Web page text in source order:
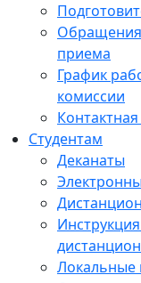
приема
График
комиссии
Студентам
Деканаты
Локальные